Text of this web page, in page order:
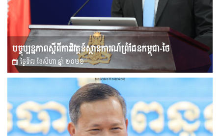
បច្ចុប្បន្នភាពស្ដីពីការវិវត្តន៍ស្ថានការណ៍ព្រំដែនកម្ពុជា-ថៃ
ថ្ងៃទី៧ ខែ​សីហា ឆ្នាំ ២០២៦